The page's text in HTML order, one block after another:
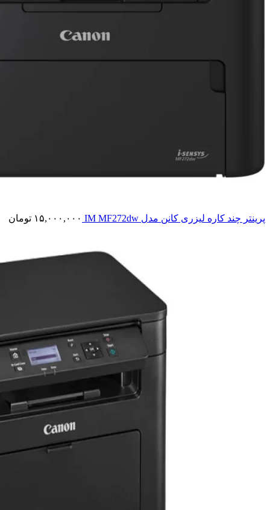
پرینتر چند کاره لیزری کانن مدل IM MF272dw ۱۵,۰۰۰,۰۰۰ تومان